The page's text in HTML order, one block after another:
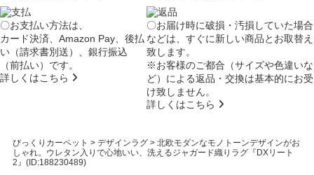
〇お支払い方法は、
カード決済、Amazon Pay、後払
い（請求書別送）、銀行振込
（前払い）です。
詳しくはこちら
〇お届け時に破損・汚損していた場合
などは、すぐに新しい商品とお取替え
致します。
※お客様のご都合（サイズや色違いな
ど）による返品・交換は基本的にお受
け致しません。
詳しくはこちら
びっくりカーペット > デザインラグ> 北欧モダンなモノトーンデザインがお
しゃれ。ウレタン入りで心地いい、洗えるジャガード織りラグ『DXリート
2』(ID:188230489)